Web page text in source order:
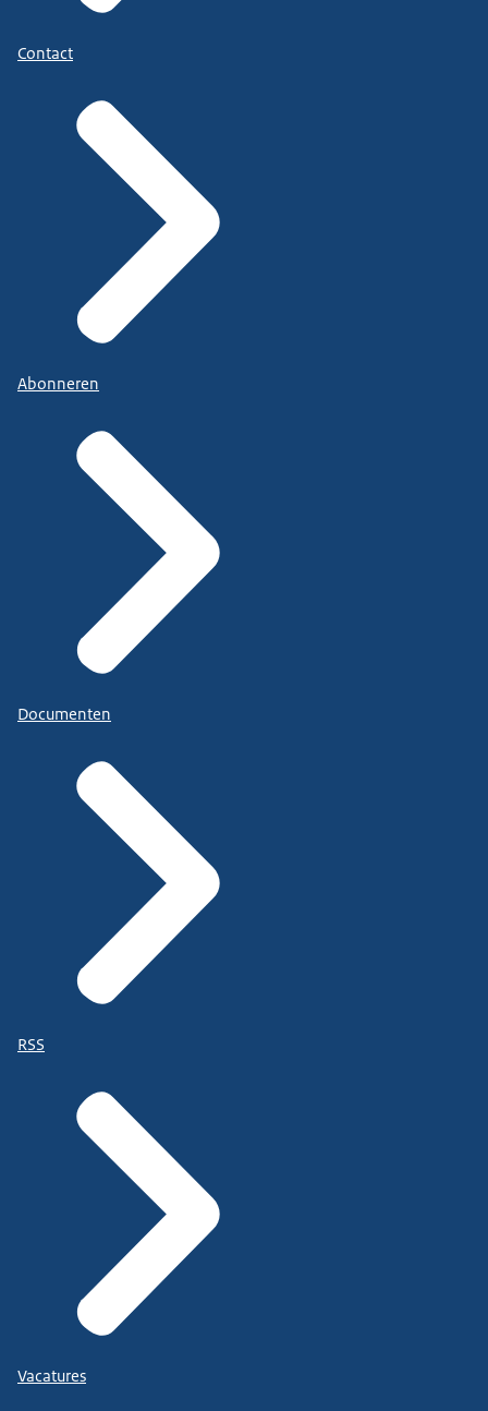
Contact
Abonneren
Documenten
RSS
Vacatures